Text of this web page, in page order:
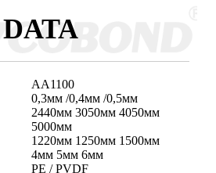
DATA
AA1100
0,3мм /0,4мм /0,5мм
2440мм 3050мм 4050мм
5000мм
1220мм 1250мм 1500мм
4мм 5мм 6мм
PE / PVDF